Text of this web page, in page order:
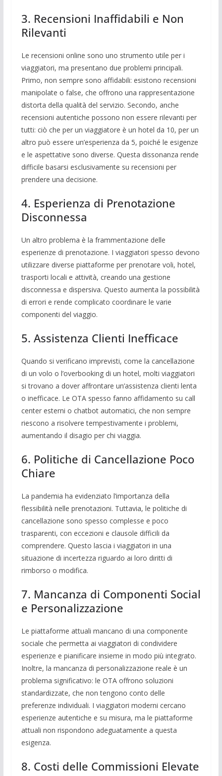
3. Recensioni Inaffidabili e Non
Rilevanti
Le recensioni online sono uno strumento utile per i
viaggiatori, ma presentano due problemi principali.
Primo, non sempre sono affidabili: esistono recensioni
manipolate o false, che offrono una rappresentazione
distorta della qualità del servizio. Secondo, anche
recensioni autentiche possono non essere rilevanti per
tutti: ciò che per un viaggiatore è un hotel da 10, per un
altro può essere un’esperienza da 5, poiché le esigenze
e le aspettative sono diverse. Questa dissonanza rende
difficile basarsi esclusivamente su recensioni per
prendere una decisione.
4. Esperienza di Prenotazione
Disconnessa
Un altro problema è la frammentazione delle
esperienze di prenotazione. I viaggiatori spesso devono
utilizzare diverse piattaforme per prenotare voli, hotel,
trasporti locali e attività, creando una gestione
disconnessa e dispersiva. Questo aumenta la possibilità
di errori e rende complicato coordinare le varie
componenti del viaggio.
5. Assistenza Clienti Inefficace
Quando si verificano imprevisti, come la cancellazione
di un volo o l’overbooking di un hotel, molti viaggiatori
si trovano a dover affrontare un’assistenza clienti lenta
o inefficace. Le OTA spesso fanno affidamento su call
center esterni o chatbot automatici, che non sempre
riescono a risolvere tempestivamente i problemi,
aumentando il disagio per chi viaggia.
6. Politiche di Cancellazione Poco
Chiare
La pandemia ha evidenziato l’importanza della
flessibilità nelle prenotazioni. Tuttavia, le politiche di
cancellazione sono spesso complesse e poco
trasparenti, con eccezioni e clausole difficili da
comprendere. Questo lascia i viaggiatori in una
situazione di incertezza riguardo ai loro diritti di
rimborso o modifica.
7. Mancanza di Componenti Social
e Personalizzazione
Le piattaforme attuali mancano di una componente
sociale che permetta ai viaggiatori di condividere
esperienze e pianificare insieme in modo più integrato.
Inoltre, la mancanza di personalizzazione reale è un
problema significativo: le OTA offrono soluzioni
standardizzate, che non tengono conto delle
preferenze individuali. I viaggiatori moderni cercano
esperienze autentiche e su misura, ma le piattaforme
attuali non rispondono adeguatamente a questa
esigenza.
8. Costi delle Commissioni Elevate